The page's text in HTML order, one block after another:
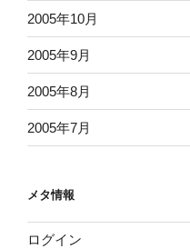
2005年10月
2005年9月
2005年8月
2005年7月
メタ情報
ログイン